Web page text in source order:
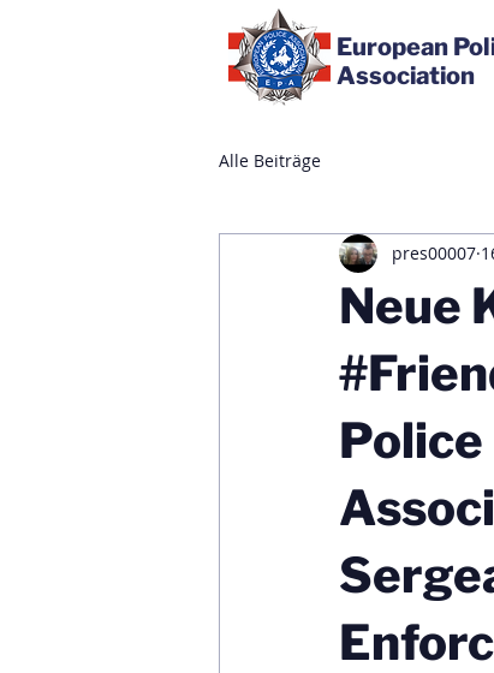
European
Association
Alle Beiträge
Neue
pres00007